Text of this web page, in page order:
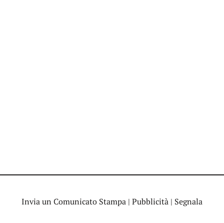
Invia un Comunicato Stampa | Pubblicità | Segnala